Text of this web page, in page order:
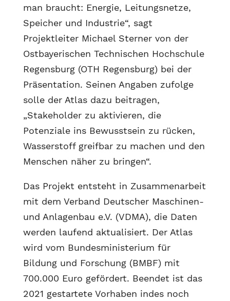
man braucht: Energie, Leitungsnetze,
Speicher und Industrie“, sagt
Projektleiter Michael Sterner von der
Ostbayerischen Technischen Hochschule
Regensburg (OTH Regensburg) bei der
Präsentation. Seinen Angaben zufolge
solle der Atlas dazu beitragen,
„Stakeholder zu aktivieren, die
Potenziale ins Bewusstsein zu rücken,
Wasserstoff greifbar zu machen und den
Menschen näher zu bringen“.
Das Projekt entsteht in Zusammenarbeit
mit dem Verband Deutscher Maschinen-
und Anlagenbau e.V. (VDMA), die Daten
werden laufend aktualisiert. Der Atlas
wird vom Bundesministerium für
Bildung und Forschung (BMBF) mit
700.000 Euro gefördert. Beendet ist das
2021 gestartete Vorhaben indes noch